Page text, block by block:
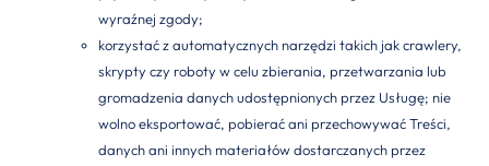
wyraźnej zgody;
korzystać z automatycznych narzędzi takich jak crawlery,
skrypty czy roboty w celu zbierania, przetwarzania lub
gromadzenia danych udostępnionych przez Usługę; nie
wolno eksportować, pobierać ani przechowywać Treści,
danych ani innych materiałów dostarczanych przez